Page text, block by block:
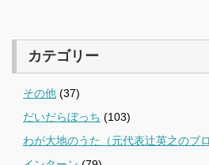
カテゴリー
その他 (37)
だいだらぼっち (103)
わが大地のうた（元代表辻英之のブロ